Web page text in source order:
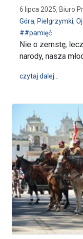
6 lipca 2025, Biuro
Góra, Pielgrzymki,
##pamięć
Nie o zemstę,
narody, nasza
czytaj dalej…